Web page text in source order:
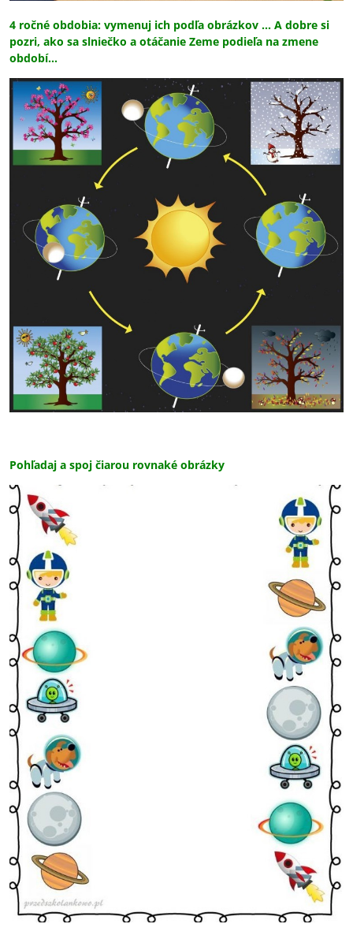
4 ročné obdobia: vymenuj ich podľa obrázkov ... A dobre si
pozri, ako sa slniečko a otáčanie Zeme podieľa na zmene
období...
Pohľadaj a spoj čiarou rovnaké obrázky